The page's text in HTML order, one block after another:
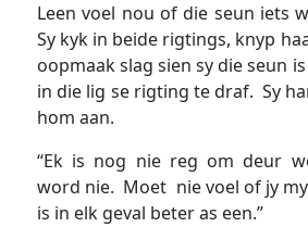
Leen voel nou of die seun iets
Sy kyk in beide rigtings, knyp
oopmaak slag sien sy die seun
in die lig se rigting te draf. Sy
hom aan.
“Ek is nog nie reg om deur
word nie. Moet nie voel of jy
is in elk geval beter as een.”